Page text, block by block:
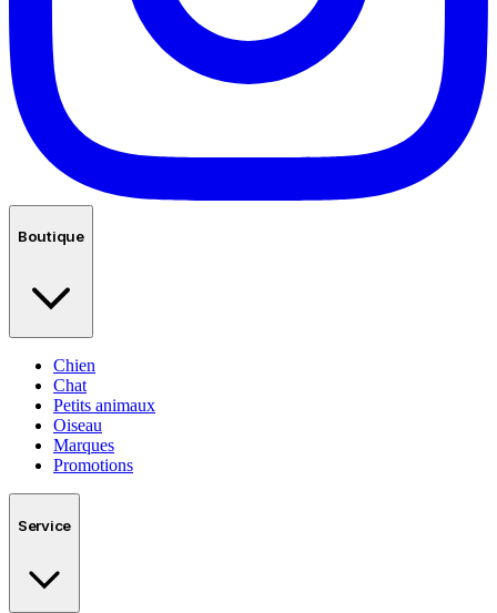
Boutique
Chien
Chat
Petits animaux
Oiseau
Marques
Promotions
Service